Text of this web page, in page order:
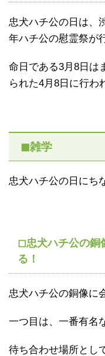
忠犬ハチ公の日は、
年ハチ公の慰霊祭が
命日である3月8日は
られた4月8日に行わ
◼雑学
忠犬ハチ公の日にち
◻忠犬ハチ公の銅
る！
忠犬ハチ公の銅像に
一つ目は、一番有名
待ち合わせ場所とし